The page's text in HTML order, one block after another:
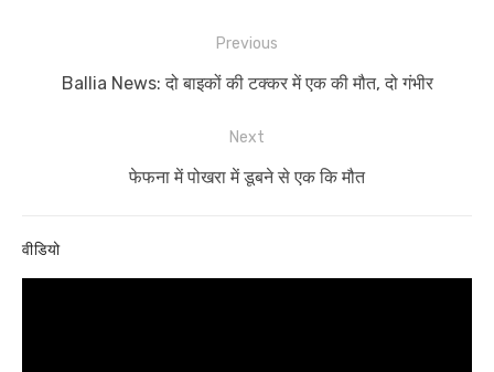
navigation
Previous
Previous
Ballia News: दो बाइकों की टक्कर में एक की मौत, दो गंभीर
Next
Next
फेफना में पोखरा में डूबने से एक कि मौत
वीडियो